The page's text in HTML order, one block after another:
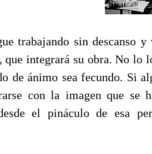
trabajando sin descanso
que integrará su obra. No lo
de ánimo sea fecundo. Si
con la imagen que se
el pináculo de esa